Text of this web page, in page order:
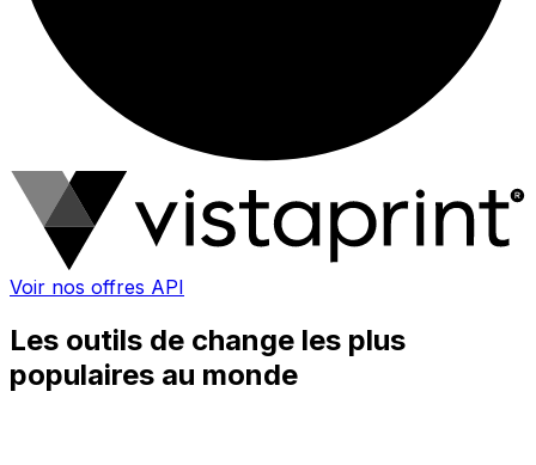
Voir nos offres API
Les outils de change les plus
populaires au monde